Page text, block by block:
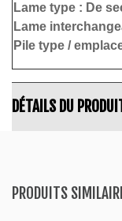
Lame type : De
Lame
Pile type /
DÉTAILS DU
PRODUITS